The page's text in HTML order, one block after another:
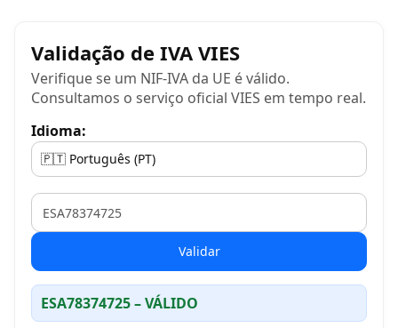
Validação de IVA VIES
Verifique se um NIF-IVA da UE é válido.
Consultamos o serviço oficial VIES em tempo real.
Idioma:
Validar
ESA78374725 – VÁLIDO